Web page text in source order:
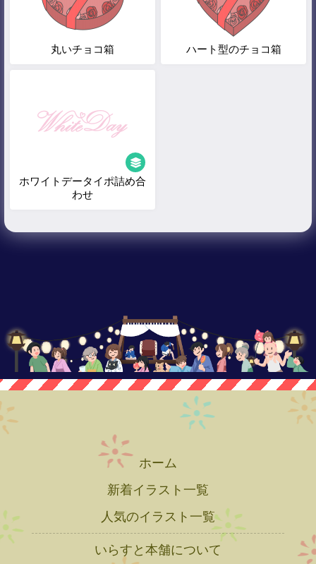
丸いチョコ箱 ハート型のチョコ箱
ホワイトデータイポ詰め合
わせ
ホーム
新着イラスト一覧
人気のイラスト一覧
いらすと本舗について